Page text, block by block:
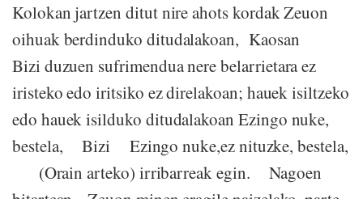
Kolokan jartzen ditut nire ahots kordak Zeuon
oihuak berdinduko ditudalakoan, Kaosan
Bizi duzuen sufrimendua nere belarrietara ez
iristeko edo iritsiko ez direlakoan; hauek isiltzeko
edo hauek isilduko ditudalakoan Ezingo nuke,
bestela, Bizi Ezingo nuke,ez nituzke, bestela,
(Orain arteko) irribarreak egin. Nagoen